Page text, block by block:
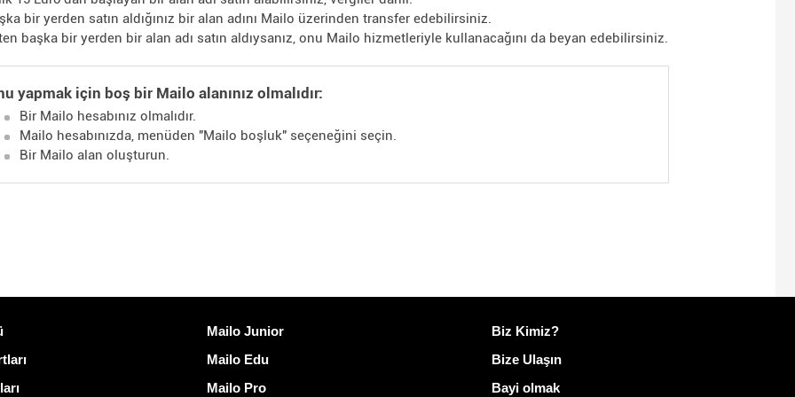
bir yerden satın aldığınız bir alan adını Mailo üzerinden transfer edebilirsiniz.
başka bir yerden bir alan adı satın aldıysanız, onu Mailo hizmetleriyle kullanacağını da beyan edebilirsiniz.
yapmak için boş bir Mailo alanınız olmalıdır:
Bir Mailo hesabınız olmalıdır.
Mailo hesabınızda, menüden "Mailo boşluk" seçeneğini seçin.
Bir Mailo alan oluşturun.
Mailo keşfedin
Mailo Junior
Mailo Edu
Mailo Pro
Mailo hakkında daha fazla bilgi
Biz Kimiz?
Bize Ulaşın
Bayi olmak